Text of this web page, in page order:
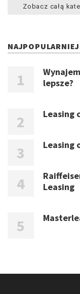
Zobacz całą
lepsze?
Leasing
Leasing
Leasing